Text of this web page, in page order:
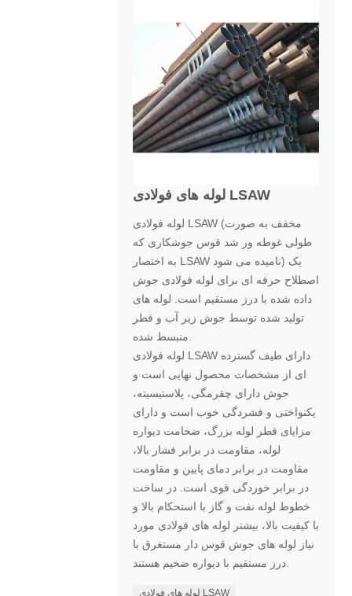
لوله های فولادی LSAW
لوله فولادی LSAW (مخفف به صورت
طولی غوطه ور شد قوس جوشکاری که
به اختصار LSAW نامیده می شود) یک
اصطلاح حرفه ای برای لوله فولادی جوش
داده شده با درز مستقیم است. لوله های
تولید شده توسط جوش زیر آب و قطر
لوله فولادی LSAW دارای طیف گسترده
ای از مشخصات محصول نهایی است و
جوش دارای چقرمگی، پلاستیسیته،
یکنواختی و فشردگی خوب است و دارای
مزایای قطر لوله بزرگ، ضخامت دیواره
لوله، مقاومت در برابر فشار بالا،
مقاومت در برابر دمای پایین و مقاومت
در برابر خوردگی قوی است. در ساخت
خطوط لوله نفت و گاز با استحکام بالا و
با کیفیت بالا، بیشتر لوله های فولادی مورد
نیاز لوله های جوش قوس دار مستغرق با
درز مستقیم با دیواره ضخیم هستند.
لوله های فولادی LSAW